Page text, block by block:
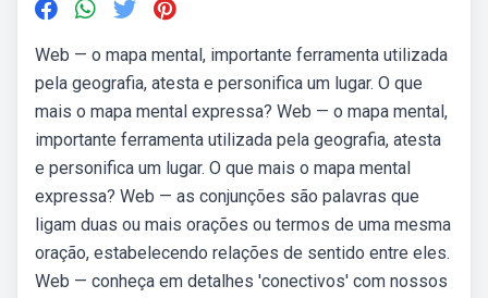
Web — o mapa mental, importante ferramenta utilizada
pela geografia, atesta e personifica um lugar. O que
mais o mapa mental expressa? Web — o mapa mental,
importante ferramenta utilizada pela geografia, atesta
e personifica um lugar. O que mais o mapa mental
expressa? Web — as conjunções são palavras que
ligam duas ou mais orações ou termos de uma mesma
oração, estabelecendo relações de sentido entre eles.
Web — conheça em detalhes 'conectivos' com nossos